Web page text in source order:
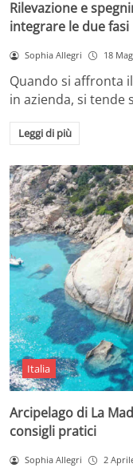
Rilevazione e
integrare le due fasi
Sophia Allegri 18
Quando si affronta
in azienda, si tende
Leggi di più
Italia
Arcipelago di La
consigli pratici
Sophia Allegri 2